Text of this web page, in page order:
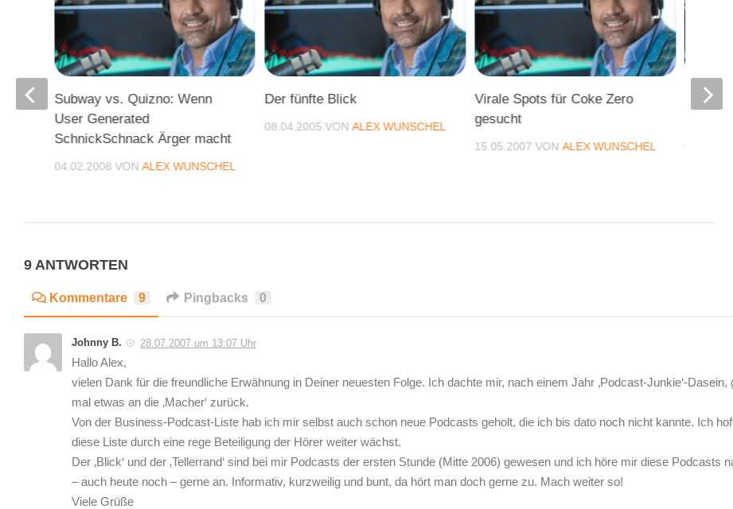
Der fünfte Blick
08.04.2005 VONALEX WUNSCHEL
Virale Spots für Coke Zero
gesucht
15.05.2007 VONALEX WUNSCHEL
Subway vs. Quizno: Wenn
User Generated
SchnickSchnack Ärger macht
04.02.2008 VONALEX WUNSCHEL
9 ANTWORTEN
Kommentare 9 Pingbacks 0
Johnny B. 28.07.2007 um 13:07 Uhr
Hallo Alex,
vielen Dank für die freundliche Erwähnung in Deiner neuesten Folge. Ich dachte mir, nach einem Jahr ‚Podcast-Junkie‘-Dasein,
mal etwas an die ‚Macher‘ zurück.
Von der Business-Podcast-Liste hab ich mir selbst auch schon neue Podcasts geholt, die ich bis dato noch nicht kannte. Ich
diese Liste durch eine rege Beteiligung der Hörer weiter wächst.
Der ‚Blick‘ und der ‚Tellerrand‘ sind bei mir Podcasts der ersten Stunde (Mitte 2006) gewesen und ich höre mir diese Podcasts
– auch heute noch – gerne an. Informativ, kurzweilig und bunt, da hört man doch gerne zu. Mach weiter so!
Viele Grüße